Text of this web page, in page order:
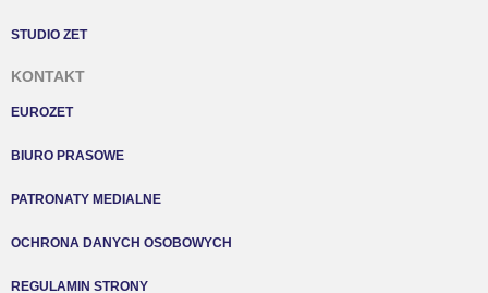
STUDIO ZET
KONTAKT
EUROZET
BIURO PRASOWE
PATRONATY MEDIALNE
OCHRONA DANYCH OSOBOWYCH
REGULAMIN STRONY